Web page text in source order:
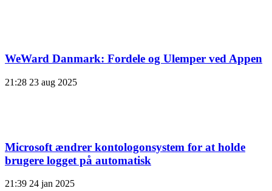
WeWard Danmark: Fordele og Ulemper ved Appen
21:28 23 aug 2025
Microsoft ændrer kontologonsystem for at holde
brugere logget på automatisk
21:39 24 jan 2025